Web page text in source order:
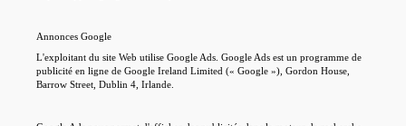
Annonces Google
L'exploitant du site Web utilise Google Ads. Google Ads est un programme de
publicité en ligne de Google Ireland Limited (« Google »), Gordon House,
Barrow Street, Dublin 4, Irlande.